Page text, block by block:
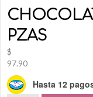
PZAS
$
97.90
Hasta 12